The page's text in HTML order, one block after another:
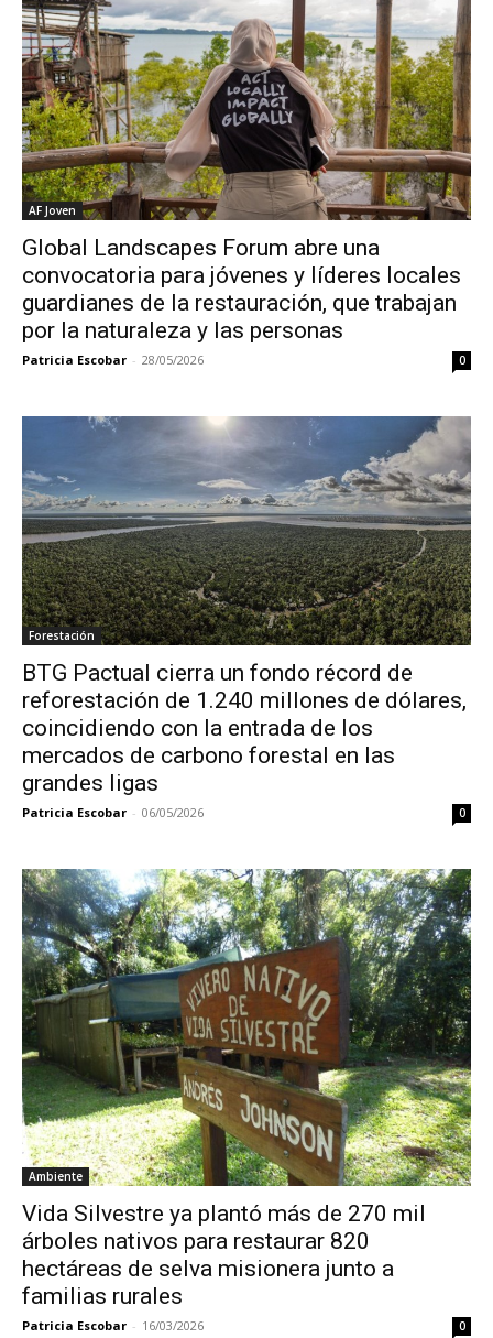
AF Joven
Global Landscapes Forum abre una
convocatoria para jóvenes y líderes locales
guardianes de la restauración, que trabajan
por la naturaleza y las personas
Patricia Escobar - 28/05/2026 0
Forestación
BTG Pactual cierra un fondo récord de
reforestación de 1.240 millones de dólares,
coincidiendo con la entrada de los
mercados de carbono forestal en las
grandes ligas
Patricia Escobar - 06/05/2026 0
Ambiente
Vida Silvestre ya plantó más de 270 mil
árboles nativos para restaurar 820
hectáreas de selva misionera junto a
familias rurales
Patricia Escobar - 16/03/2026 0